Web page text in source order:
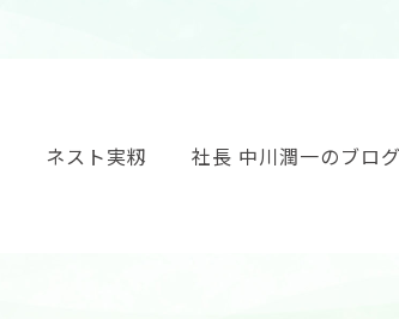
ネスト実籾 社長 中川潤一のブロ